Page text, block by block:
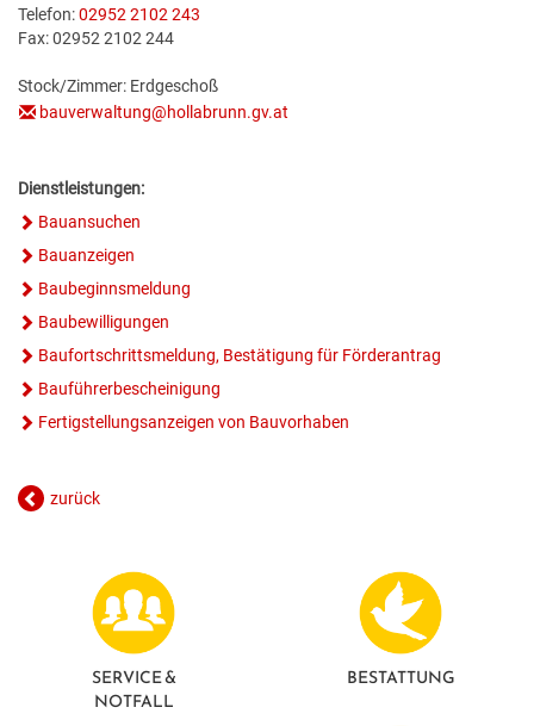
ANSPRECHPARTNER
GESUNDE GEMEINDE
Telefon:02952 2102 243
Fax: 02952 2102 244
Stock/Zimmer: Erdgeschoß
bauverwaltung@hollabrunn.gv.at
Dienstleistungen:
Bauansuchen
Bauanzeigen
Baubeginnsmeldung
Baubewilligungen
Baufortschrittsmeldung, Bestätigung für Förderantrag
Bauführerbescheinigung
Fertigstellungsanzeigen von Bauvorhaben
zurück
SERVICE &
NOTFALL
BESTATTUNG